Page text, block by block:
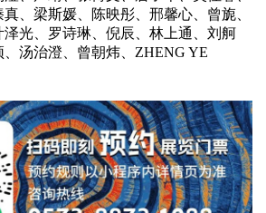
、梁斯媛、陈映彤、邢馨心、曾旎、
光、罗诗琳、倪辰、林上通、刘舸
汤治澄、曾朝炜、ZHENG YE